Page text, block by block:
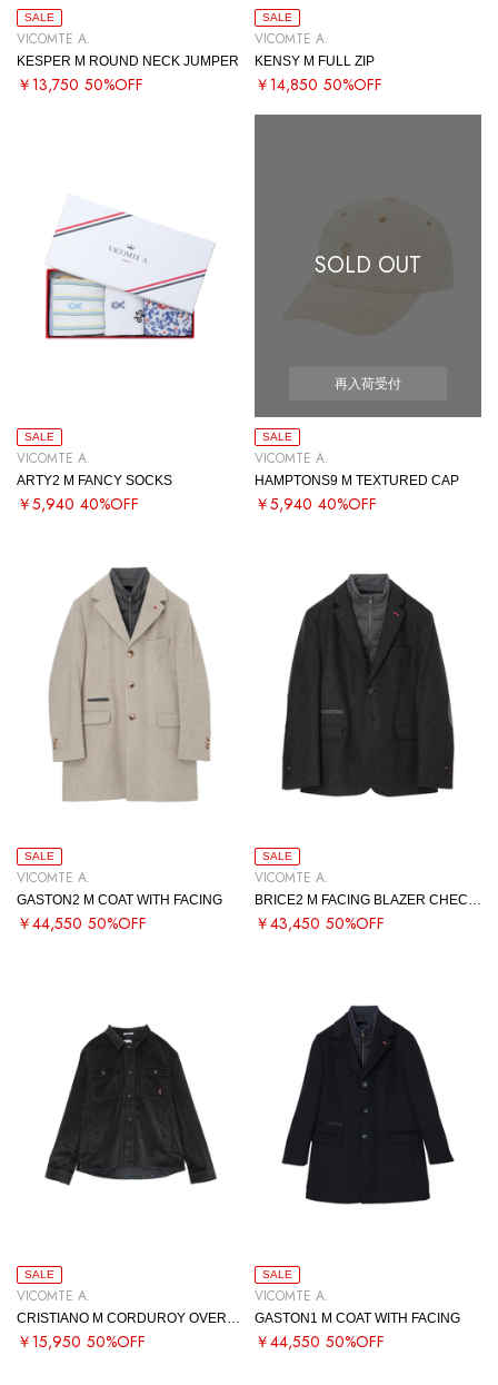
SALE
VICOMTE A.
KESPER M ROUND NECK JUMPER
￥13,750 50%OFF
SALE
VICOMTE A.
KENSY M FULL ZIP
￥14,850 50%OFF
SALE
VICOMTE A.
ARTY2 M FANCY SOCKS
￥5,940 40%OFF
SOLD OUT
再入荷受付
SALE
VICOMTE A.
HAMPTONS9 M TEXTURED CAP
￥5,940 40%OFF
SALE
VICOMTE A.
GASTON2 M COAT WITH FACING
￥44,550 50%OFF
SALE
VICOMTE A.
￥43,450 50%OFF
SALE
VICOMTE A.
CRISTIANO M CORDUROY OVERSHIRT
￥15,950 50%OFF
SALE
VICOMTE A.
GASTON1 M COAT WITH FACING
￥44,550 50%OFF